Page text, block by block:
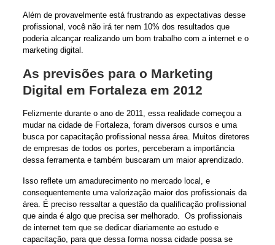
Além de provavelmente está frustrando as expectativas desse
profissional, você não irá ter nem 10% dos resultados que
poderia alcançar realizando um bom trabalho com a internet e o
marketing digital.
As previsões para o Marketing
Digital em Fortaleza em 2012
Felizmente durante o ano de 2011, essa realidade começou a
mudar na cidade de Fortaleza, foram diversos cursos e uma
busca por capacitação profissional nessa área. Muitos diretores
de empresas de todos os portes, perceberam a importância
dessa ferramenta e também buscaram um maior aprendizado.
Isso reflete um amadurecimento no mercado local, e
consequentemente uma valorização maior dos profissionais da
área. É preciso ressaltar a questão da qualificação profissional
que ainda é algo que precisa ser melhorado. Os profissionais
de internet tem que se dedicar diariamente ao estudo e
capacitação, para que dessa forma nossa cidade possa se